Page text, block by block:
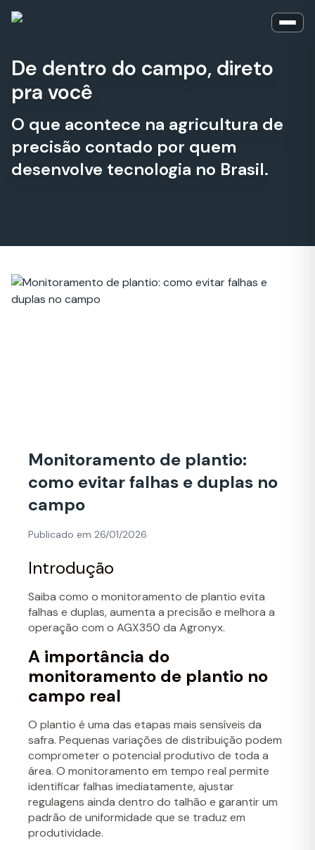
Abrir
De dentro do campo, direto
pra você
O que acontece na agricultura de
precisão contado por quem
desenvolve tecnologia no Brasil.
Monitoramento de plantio:
como evitar falhas e duplas no
campo
Publicado em 26/01/2026
Introdução
Saiba como o monitoramento de plantio evita
falhas e duplas, aumenta a precisão e melhora a
operação com o AGX350 da Agronyx.
A importância do
monitoramento de plantio no
campo real
O plantio é uma das etapas mais sensíveis da
safra. Pequenas variações de distribuição podem
comprometer o potencial produtivo de toda a
área. O monitoramento em tempo real permite
identificar falhas imediatamente, ajustar
regulagens ainda dentro do talhão e garantir um
padrão de uniformidade que se traduz em
produtividade.